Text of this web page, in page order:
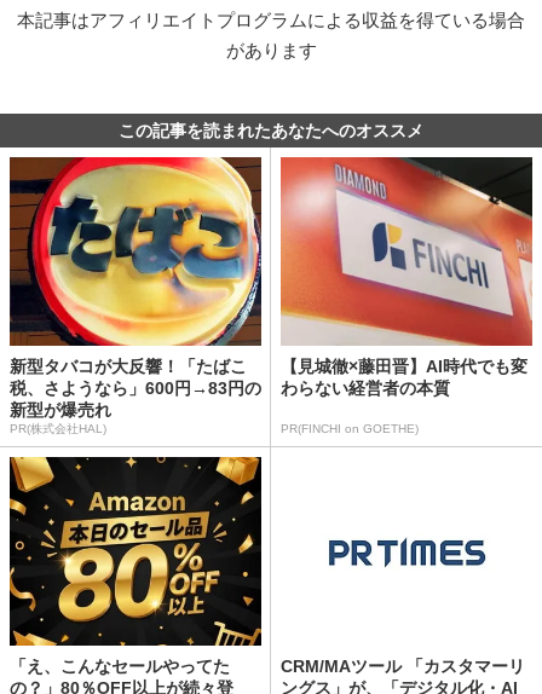
本記事はアフィリエイトプログラムによる収益を得ている場合
があります
この記事を読まれたあなたへのオススメ
新型タバコが大反響！「たばこ
税、さようなら」600円→83円の
新型が爆売れ
PR(株式会社HAL)
【見城徹×藤田晋】AI時代でも変
わらない経営者の本質
PR(FINCHI on GOETHE)
「え、こんなセールやってた
の？」80％OFF以上が続々登
CRM/MAツール 「カスタマーリ
ングス」が、「デジタル化・AI